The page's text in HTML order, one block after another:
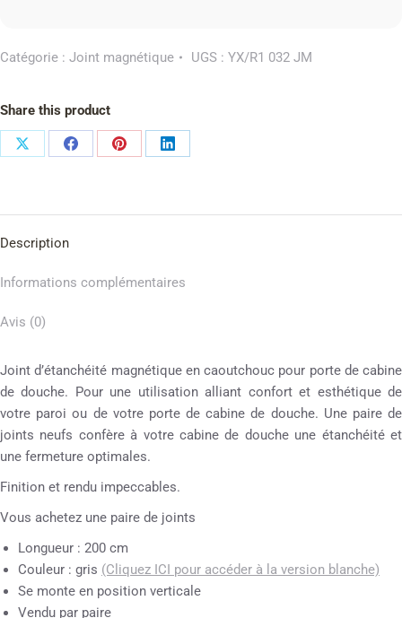
Catégorie : Joint magnétique UGS : YX/R1 032 JM
Share this product
Description
Informations complémentaires
Avis (0)
Joint d’étanchéité magnétique en caoutchouc pour porte de cabine
de douche. Pour une utilisation alliant confort et esthétique de
votre paroi ou de votre porte de cabine de douche. Une paire de
joints neufs confère à votre cabine de douche une étanchéité et
une fermeture optimales.
Finition et rendu impeccables.
Vous achetez une paire de joints
Longueur : 200 cm
Couleur : gris (Cliquez ICI pour accéder à la version blanche)
Se monte en position verticale
Vendu par paire